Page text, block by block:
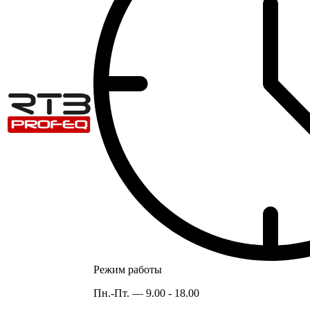
Режим работы
Пн.-Пт. — 9.00 - 18.00